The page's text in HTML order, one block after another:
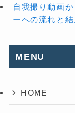
自我撮り動画
ーへの流れと結
MENU
HOME